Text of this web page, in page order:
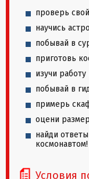
проверь
научись
побывай в
приготовь
изучи
побывай в
примерь
оцени
найди
космонавтом!
Условия